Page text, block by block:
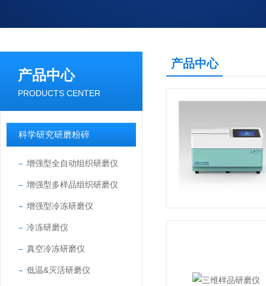
产品中心
PRODUCTS CENTER
科学研究研磨粉碎
增强型全自动组织研磨仪
增强型多样品组织研磨仪
增强型冷冻研磨仪
冷冻研磨仪
真空冷冻研磨仪
低温&灭活研磨仪
产品中心